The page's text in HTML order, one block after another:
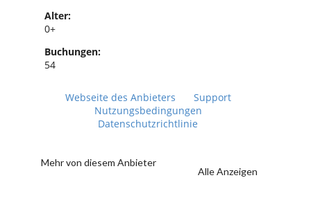
Alter:
0+
Buchungen:
54
Webseite des Anbieters
Support
Nutzungsbedingungen
Datenschutzrichtlinie
Mehr von diesem Anbieter
Alle Anzeigen